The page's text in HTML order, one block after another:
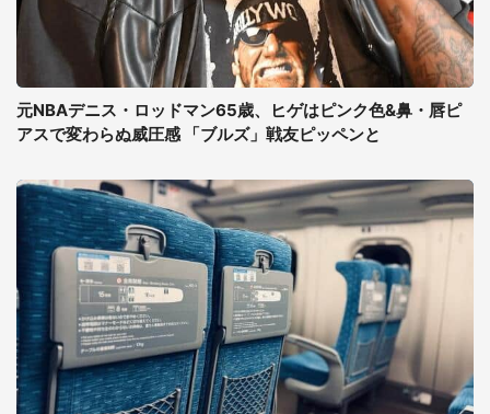
元NBAデニス・ロッドマン65歳、ヒゲはピンク色&鼻・唇ピ
アスで変わらぬ威圧感 「ブルズ」戦友ピッペンと